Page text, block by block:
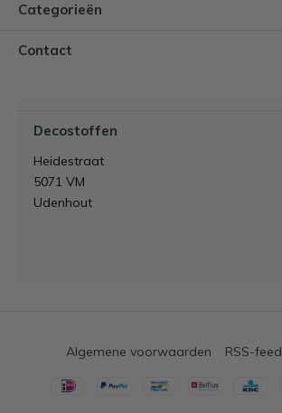
Categorieën
Contact
Decostoffen
Heidestraat
5071 VM
Udenhout
Algemene voorwaarden RSS-feed